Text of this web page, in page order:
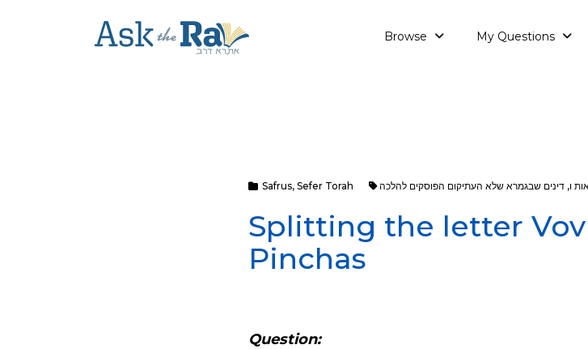
Browse My Questions
Safrus, Sefer Torah ו, דינים שבגמרא שלא העתיקום הפוסקים להלכה
Splitting the letter Vov
Pinchas
Question: